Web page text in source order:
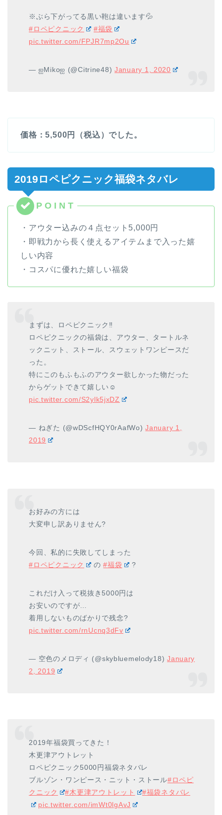
※ぶら下がってる黒い鞄は違います💦
#ロペピクニック
#福袋
pic.twitter.com/FPJR7mp2Ou
— ஐMikoஐ (@Citrine48)January 1, 2020
価格：5,500円（税込）でした。
2019ロペピクニック福袋ネタバレ
・アウター込みの４点セット5,000円
・即戦力から長く使えるアイテムまで入った嬉
しい内容
・コスパに優れた嬉しい福袋
まずは、ロペピクニック‼︎
ロペピクニックの福袋は、アウター、タートルネ
ックニット、ストール、スウェットワンピースだ
った。
特にこのもふもふのアウター欲しかった物だった
からゲットできて嬉しい☺️
pic.twitter.com/S2ylk5jxDZ
— ねぎた (@wDScfHQY0rAafWo)January 1,
2019
お好みの方には
大変申し訳ありません?
今回、私的に失敗してしまった
#ロペピクニック
の#福袋 ?
これだけ入って税抜き5000円は
お安いのですが…
着用しないものばかりで残念?
pic.twitter.com/rnUcnq3dFv
— 空色のメロディ (@skybluemelody18)January
2, 2019
2019年福袋買ってきた！
木更津アウトレット
ロペピクニック5000円福袋ネタバレ
ブルゾン・ワンピース・ニット・ストール#ロペピ
クニック
#木更津アウトレット
#福袋ネタバレ
pic.twitter.com/imWt0lgAvJ